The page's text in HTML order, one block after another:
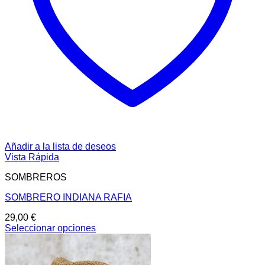
Añadir a la lista de deseos
Vista Rápida
SOMBREROS
SOMBRERO INDIANA RAFIA
29,00 €
Seleccionar opciones
producto
tiene